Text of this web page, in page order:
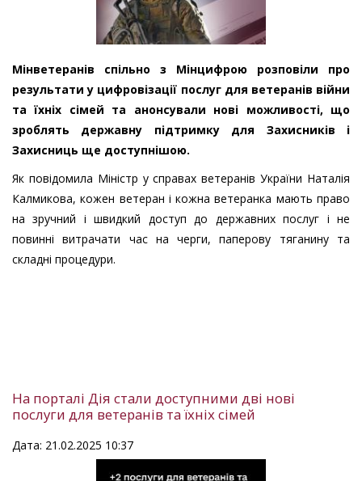
Мінветеранів спільно з Мінцифрою розповіли про
результати у цифровізації послуг для ветеранів війни
та їхніх сімей та анонсували нові можливості, що
зроблять державну підтримку для Захисників і
Захисниць ще доступнішою.
Як повідомила Міністр у справах ветеранів України Наталія
Калмикова, кожен ветеран і кожна ветеранка мають право
на зручний і швидкий доступ до державних послуг і не
повинні витрачати час на черги, паперову тяганину та
складні процедури.
На порталі Дія стали доступними дві нові
послуги для ветеранів та їхніх сімей
Дата: 21.02.2025 10:37